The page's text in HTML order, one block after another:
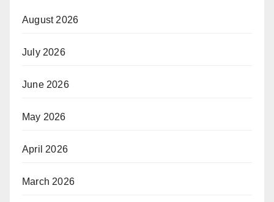
August 2026
July 2026
June 2026
May 2026
April 2026
March 2026